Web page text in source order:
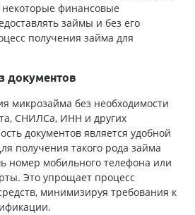
финансовые
займы и без его
получения займа для
документов
микрозайма без необходимости
СНИЛСа, ИНН и других
документов является удобной
получения такого рода займа
номер мобильного телефона или
Это упрощает процесс
минимизируя требования к